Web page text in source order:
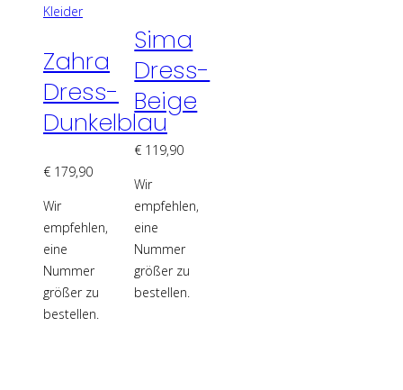
mehrere
auf.
Die
Optionen
können
der
werden
Kleider
Zahra
Dress-
Dunkelblau
€ 179,90
Wir
empfehlen,
eine
Nummer
größer zu
bestellen.
auf.
Die
Optionen
können
auf
der
werden
Sima
Dress-
Beige
€ 119,90
Wir
empfehlen,
eine
Nummer
größer zu
bestellen.